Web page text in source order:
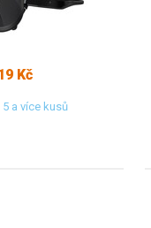
Kč
a více kusů